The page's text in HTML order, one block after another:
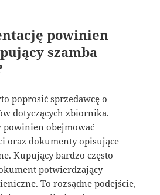
powinien
szamba
poprosić sprzedawcę o
dotyczących zbiornika.
powinien obejmować
oraz dokumenty opisujące
Kupujący bardzo często
potwierdzający
To rozsądne podejście,